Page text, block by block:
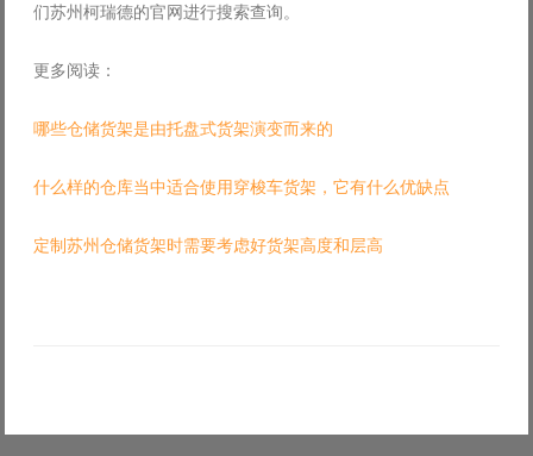
们苏州柯瑞德的官网进行搜索查询。
更多阅读：
哪些仓储货架是由托盘式货架演变而来的
什么样的仓库当中适合使用穿梭车货架，它有什么优缺点
定制苏州仓储货架时需要考虑好货架高度和层高